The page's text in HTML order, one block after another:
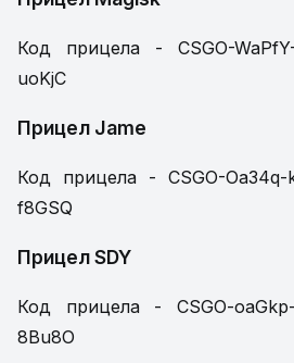
Код прицела - CSGO-
uoKjC
Прицел Jame
Код прицела - CSGO-Oa34q-
f8GSQ
Прицел SDY
Код прицела - CSGO-oaGkp-
8Bu8O